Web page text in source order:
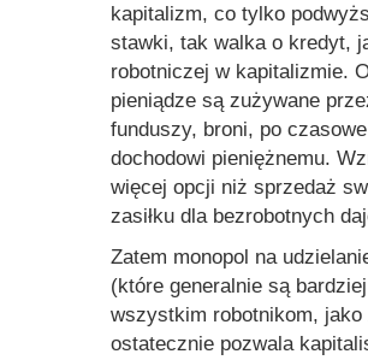
kapitalizm, co tylko
stawki, tak walka o kredyt,
robotniczej w kapitalizmie.
pieniądze są zużywane
funduszy, broni, po
dochodowi pieniężnemu.
więcej opcji niż sprzedaż
zasiłku dla bezrobotnych
Zatem monopol na
(które generalnie są
wszystkim robotnikom, jako
ostatecznie pozwala